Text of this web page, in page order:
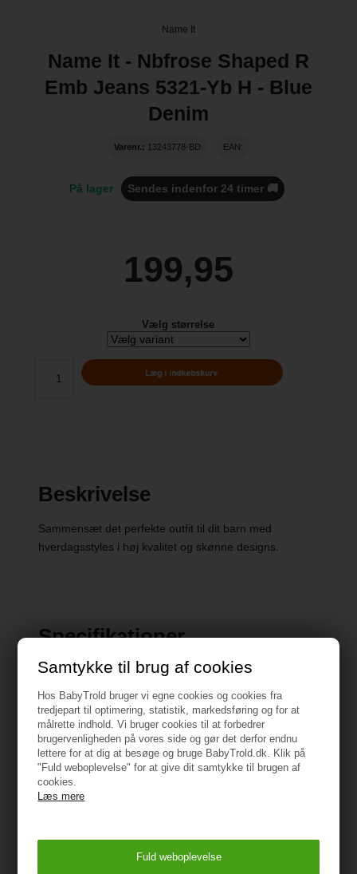
Samtykke til brug af cookies
Hos BabyTrold bruger vi egne cookies og cookies fra
tredjepart til optimering, statistik, markedsføring og for at
målrette indhold. Vi bruger cookies til at forbedrer
brugervenligheden på vores side og gør det derfor endnu
lettere for at dig at besøge og bruge BabyTrold.dk. Klik på
"Fuld weboplevelse" for at give dit samtykke til brugen af
cookies.
Læs mere
Name It
Name It - Nbfrose Shaped R
Emb Jeans 5321-Yb H - Blue
Denim
Varenr.: 13243778-BD EAN:
På lager Sendes indenfor 24 timer 🚚
199,95
Vælg størrelse
Beskrivelse
Sammensæt det perfekte outfit til dit barn med
hverdagsstyles i høj kvalitet og skønne designs.
Specifikationer
Produkttype: Bukser i regular fit
Lukning: Trykknaplukning og halv, falsk gylp
Lommer: Forlommer
Ben detaljer: Elastiske benåbninger
detalje